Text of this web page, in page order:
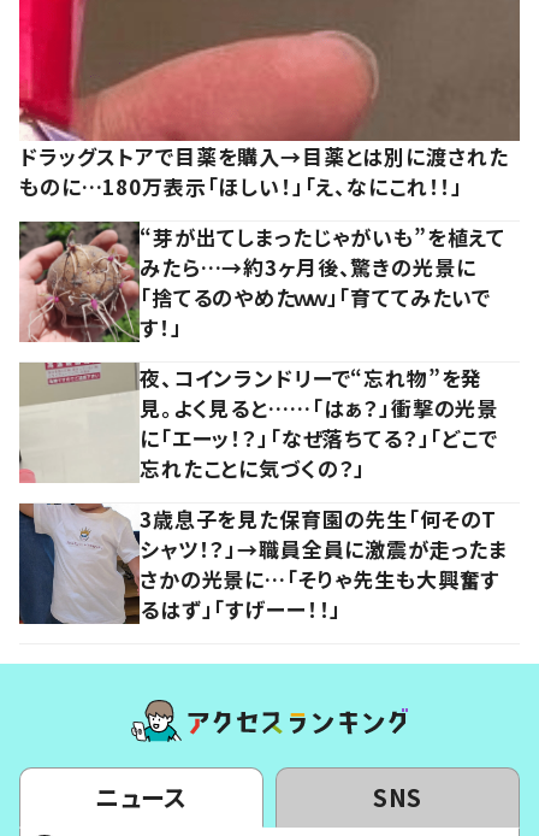
ドラッグストアで目薬を購入→目薬とは別に渡された
ものに…180万表示「ほしい！」「え、なにこれ！！」
“芽が出てしまったじゃがいも”を植えて
みたら…→約3ヶ月後、驚きの光景に
「捨てるのやめたｗｗ」「育ててみたいで
す！」
夜、コインランドリーで“忘れ物”を発
見。よく見ると……「はぁ？」衝撃の光景
に「エーッ！？」「なぜ落ちてる？」「どこで
忘れたことに気づくの？」
3歳息子を見た保育園の先生「何そのT
シャツ！？」→職員全員に激震が走ったま
さかの光景に…「そりゃ先生も大興奮す
るはず」「すげーー！！」
ニュース SNS